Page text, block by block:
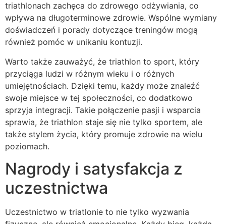
triathlonach zachęca do zdrowego odżywiania, co
wpływa na długoterminowe zdrowie. Wspólne wymiany
doświadczeń i porady dotyczące treningów mogą
również pomóc w unikaniu kontuzji.
Warto także zauważyć, że triathlon to sport, który
przyciąga ludzi w różnym wieku i o różnych
umiejętnościach. Dzięki temu, każdy może znaleźć
swoje miejsce w tej społeczności, co dodatkowo
sprzyja integracji. Takie połączenie pasji i wsparcia
sprawia, że triathlon staje się nie tylko sportem, ale
także stylem życia, który promuje zdrowie na wielu
poziomach.
Nagrody i satysfakcja z
uczestnictwa
Uczestnictwo w triatlonie to nie tylko wyzwania